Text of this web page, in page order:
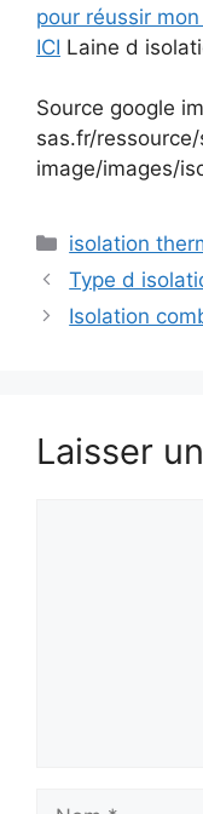
pour réussir
ICI Laine d
Source google
sas.fr/
image/images/
Catégories
isolation
Type d
Isolation
Laisser